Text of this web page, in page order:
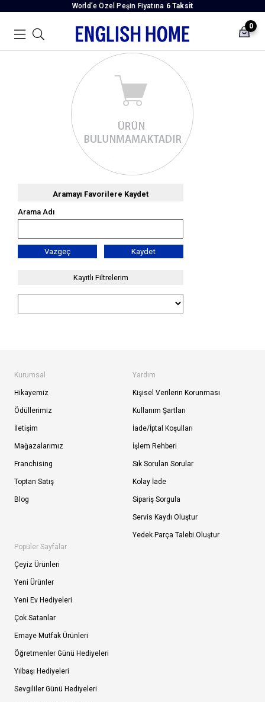
World’e Özel Peşin Fiyatına 6 Taksit
0
Aramayı Favorilere Kaydet
Arama Adı
Vazgeç Kaydet
Kayıtlı Filtrelerim
Kurumsal
Hikayemiz
Ödüllerimiz
İletişim
Mağazalarımız
Franchising
Toptan Satış
Blog
Yardım
Kişisel Verilerin Korunması
Kullanım Şartları
İade/İptal Koşulları
İşlem Rehberi
Sık Sorulan Sorular
Kolay İade
Sipariş Sorgula
Servis Kaydı Oluştur
Yedek Parça Talebi Oluştur
Popüler Sayfalar
Çeyiz Ürünleri
Yeni Ürünler
Yeni Ev Hediyeleri
Çok Satanlar
Emaye Mutfak Ürünleri
Öğretmenler Günü Hediyeleri
Yılbaşı Hediyeleri
Sevgililer Günü Hediyeleri